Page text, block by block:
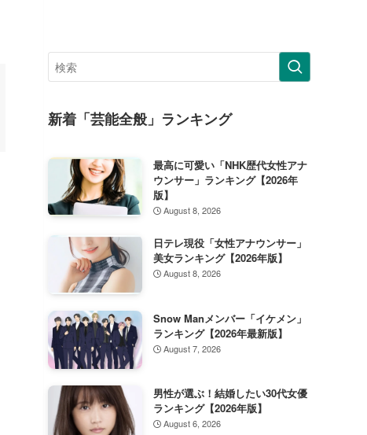
新着「芸能全般」ランキング
最高に可愛い「NHK歴代女性アナ
ウンサー」ランキング【2026年
版】
August 8, 2026
日テレ現役「女性アナウンサー」
美女ランキング【2026年版】
August 8, 2026
Snow Manメンバー「イケメン」
ランキング【2026年最新版】
August 7, 2026
男性が選ぶ！結婚したい30代女優
ランキング【2026年版】
August 6, 2026